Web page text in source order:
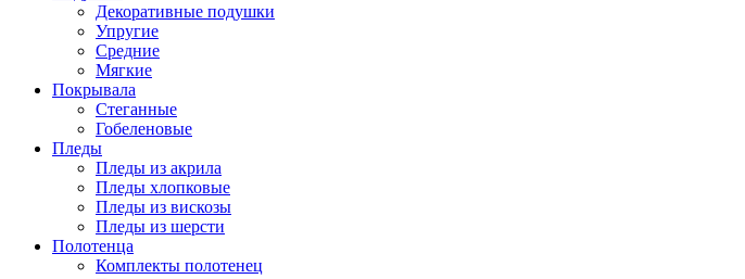
Декоративные подушки
Упругие
Средние
Мягкие
Покрывала
Стеганные
Гобеленовые
Пледы
Пледы из акрила
Пледы хлопковые
Пледы из вискозы
Пледы из шерсти
Полотенца
Комплекты полотенец